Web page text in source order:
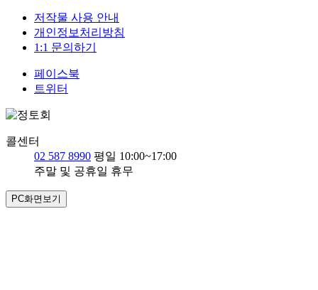
저작물 사용 안내
개인정보처리방침
1:1 문의하기
페이스북
트위터
콜센터
02 587 8990 평일 10:00~17:00
주말 및 공휴일 휴무
PC화면보기